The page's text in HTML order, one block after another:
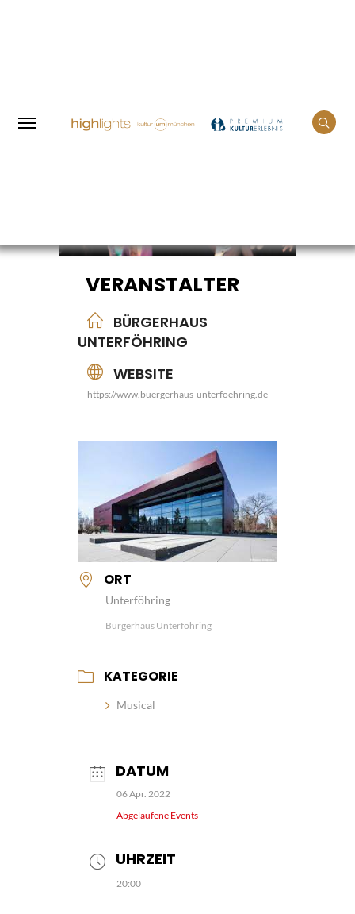
VERANSTALTER
BÜRGERHAUS
UNTERFÖHRING
WEBSITE
https://www.buergerhaus-unterfoehring.de
ORT
Unterföhring
Bürgerhaus Unterföhring
KATEGORIE
Musical
DATUM
06 Apr. 2022
Abgelaufene Events
UHRZEIT
20:00